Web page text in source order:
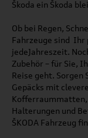
Škoda ein Škoda
Ob bei Regen,
Fahrzeuge sind
jedeJahreszeit.
Zubehör – für Sie,
Reise geht.
Gepäcks mit
Kofferraummatten,
Halterungen und
ŠKODA Fahrzeug